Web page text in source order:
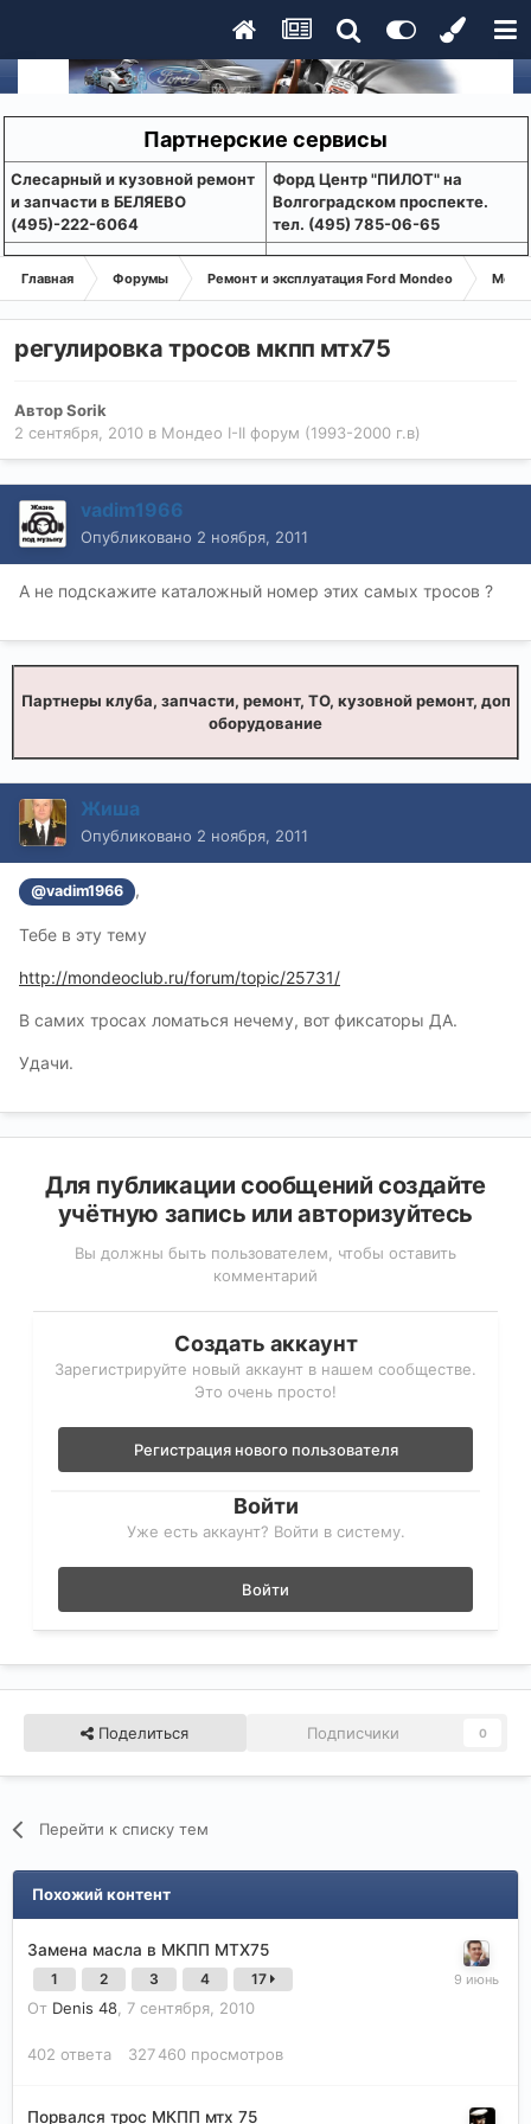
Партнерские сервисы
Слесарный и кузовной ремонт
и запчасти в БЕЛЯЕВО
(495)-222-6064
Форд Центр "ПИЛОТ" на
Волгоградском проспекте.
тел. (495) 785-06-65
Главная Форумы Ремонт и эксплуатация Ford Mondeo
регулировка тросов мкпп мтх75
АвторSorik
2 сентября, 2010 в Мондео I-II форум (1993-2000 г.в)
vadim1966
Опубликовано 2 ноября, 2011
А не подскажите каталожный номер этих самых тросов ?
Партнеры клуба, запчасти, ремонт, ТО, кузовной ремонт, доп
оборудование
Жиша
Опубликовано 2 ноября, 2011
@vadim1966 ,
Тебе в эту тему
http://mondeoclub.ru/forum/topic/25731/
В самих тросах ломаться нечему, вот фиксаторы ДА.
Удачи.
Для публикации сообщений создайте
учётную запись или авторизуйтесь
Вы должны быть пользователем, чтобы оставить
комментарий
Создать аккаунт
Зарегистрируйте новый аккаунт в нашем сообществе.
Это очень просто!
Регистрация нового пользователя
Войти
Уже есть аккаунт? Войти в систему.
Войти
Поделиться Подписчики 0
Перейти к списку тем
Похожий контент
Замена масла в МКПП МТХ75
1 2 3 4 17
От Denis 48 7 сентября, 2010
402 ответа 327 460 просмотров
Порвался трос МКПП мтх 75